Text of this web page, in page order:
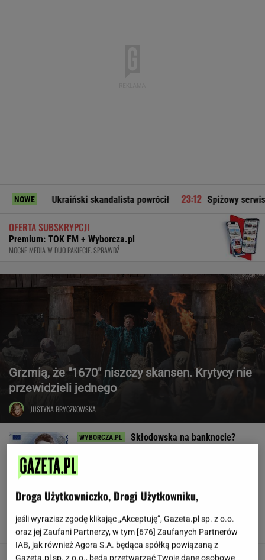
NOWE
Ukraiński skandalista powrócił Spiżowy serwis Huberta
OFERTA SUBSKRYPCJI
Premium: TOK FM + Wyborcza.pl
MOCNE MEDIA W DUO PAKIECIE. SPRAWDŹ
Grzmią, że "1670" niszczy skansen. Krytycy nie
przewidzieli jednego
JUSTYNA BRYCZKOWSKA
Skłodowska na banknocie?
W USA szykują przepis, który może zmienić
Droga Użytkowniczko, Drogi Użytkowniku,
jeśli wyrazisz zgodę klikając „Akceptuję”, Gazeta.pl sp. z o.o.
oraz jej Zaufani Partnerzy, w tym [676] Zaufanych Partnerów
IAB, jak również Agora S.A. będąca spółką powiązaną z
Gazeta.pl sp. z o.o., będą przetwarzać Twoje dane osobowe